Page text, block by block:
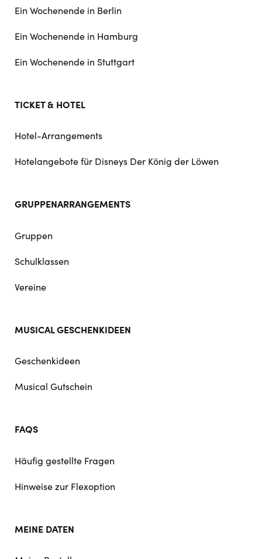
Ein Wochenende in Berlin
Ein Wochenende in Hamburg
Ein Wochenende in Stuttgart
TICKET & HOTEL
Hotel-Arrangements
Hotelangebote für Disneys Der König der Löwen
GRUPPENARRANGEMENTS
Gruppen
Schulklassen
Vereine
MUSICAL GESCHENKIDEEN
Geschenkideen
Musical Gutschein
FAQS
Häufig gestellte Fragen
Hinweise zur Flexoption
MEINE DATEN